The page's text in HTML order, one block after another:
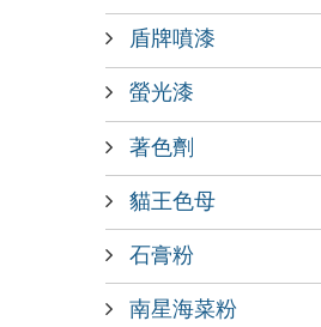
盾牌噴漆
螢光漆
著色劑
貓王色母
石膏粉
南星海菜粉